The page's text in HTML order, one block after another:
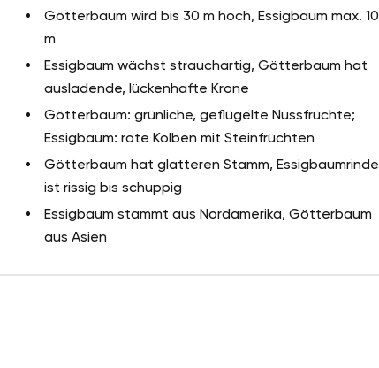
Götterbaum wird bis 30 m hoch, Essigbaum max. 10
m
Essigbaum wächst strauchartig, Götterbaum hat
ausladende, lückenhafte Krone
Götterbaum: grünliche, geflügelte Nussfrüchte;
Essigbaum: rote Kolben mit Steinfrüchten
Götterbaum hat glatteren Stamm, Essigbaumrinde
ist rissig bis schuppig
Essigbaum stammt aus Nordamerika, Götterbaum
aus Asien